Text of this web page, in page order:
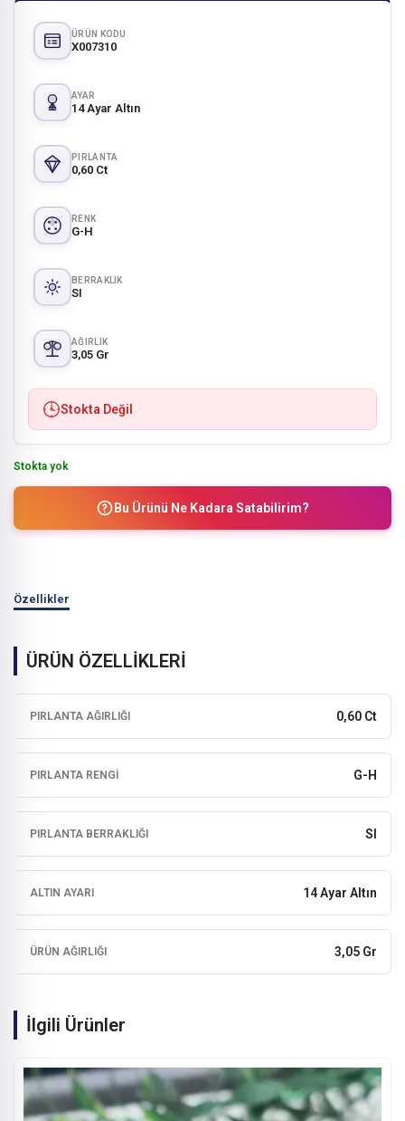
ÜRÜN KODU
X007310
AYAR
14 Ayar Altın
PIRLANTA
0,60 Ct
RENK
G-H
BERRAKLIK
SI
AĞIRLIK
3,05 Gr
Stokta Değil
Stokta yok
Bu Ürünü Ne Kadara Satabilirim?
Özellikler
ÜRÜN ÖZELLİKLERİ
PIRLANTA AĞIRLIĞI 0,60 Ct
PIRLANTA RENGI G-H
PIRLANTA BERRAKLIĞI SI
ALTIN AYARI 14 Ayar Altın
ÜRÜN AĞIRLIĞI 3,05 Gr
İlgili Ürünler